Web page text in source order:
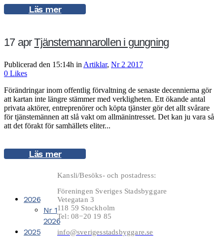
Läs mer
17 apr Tjänstemannarollen i gungning
Publicerad den 15:14h in Artiklar, Nr 2 2017
0 Likes
Förändringar inom offentlig förvaltning de senaste decennierna gör
att kartan inte längre stämmer med verkligheten. Ett ökande antal
privata aktörer, entreprenörer och köpta tjänster gör det allt svårare
för tjänstemännen att slå vakt om allmänintresset. Det kan ju vara så
att det förakt för samhällets eliter...
Läs mer
2026
Nr 1
2026
2025
Kansli/Besöks- och postadress:
Föreningen Sveriges Stadsbyggare
Vetegatan 3
118 59 Stockholm
Tel: 08−20 19 85
info@sverigesstadsbyggare.se